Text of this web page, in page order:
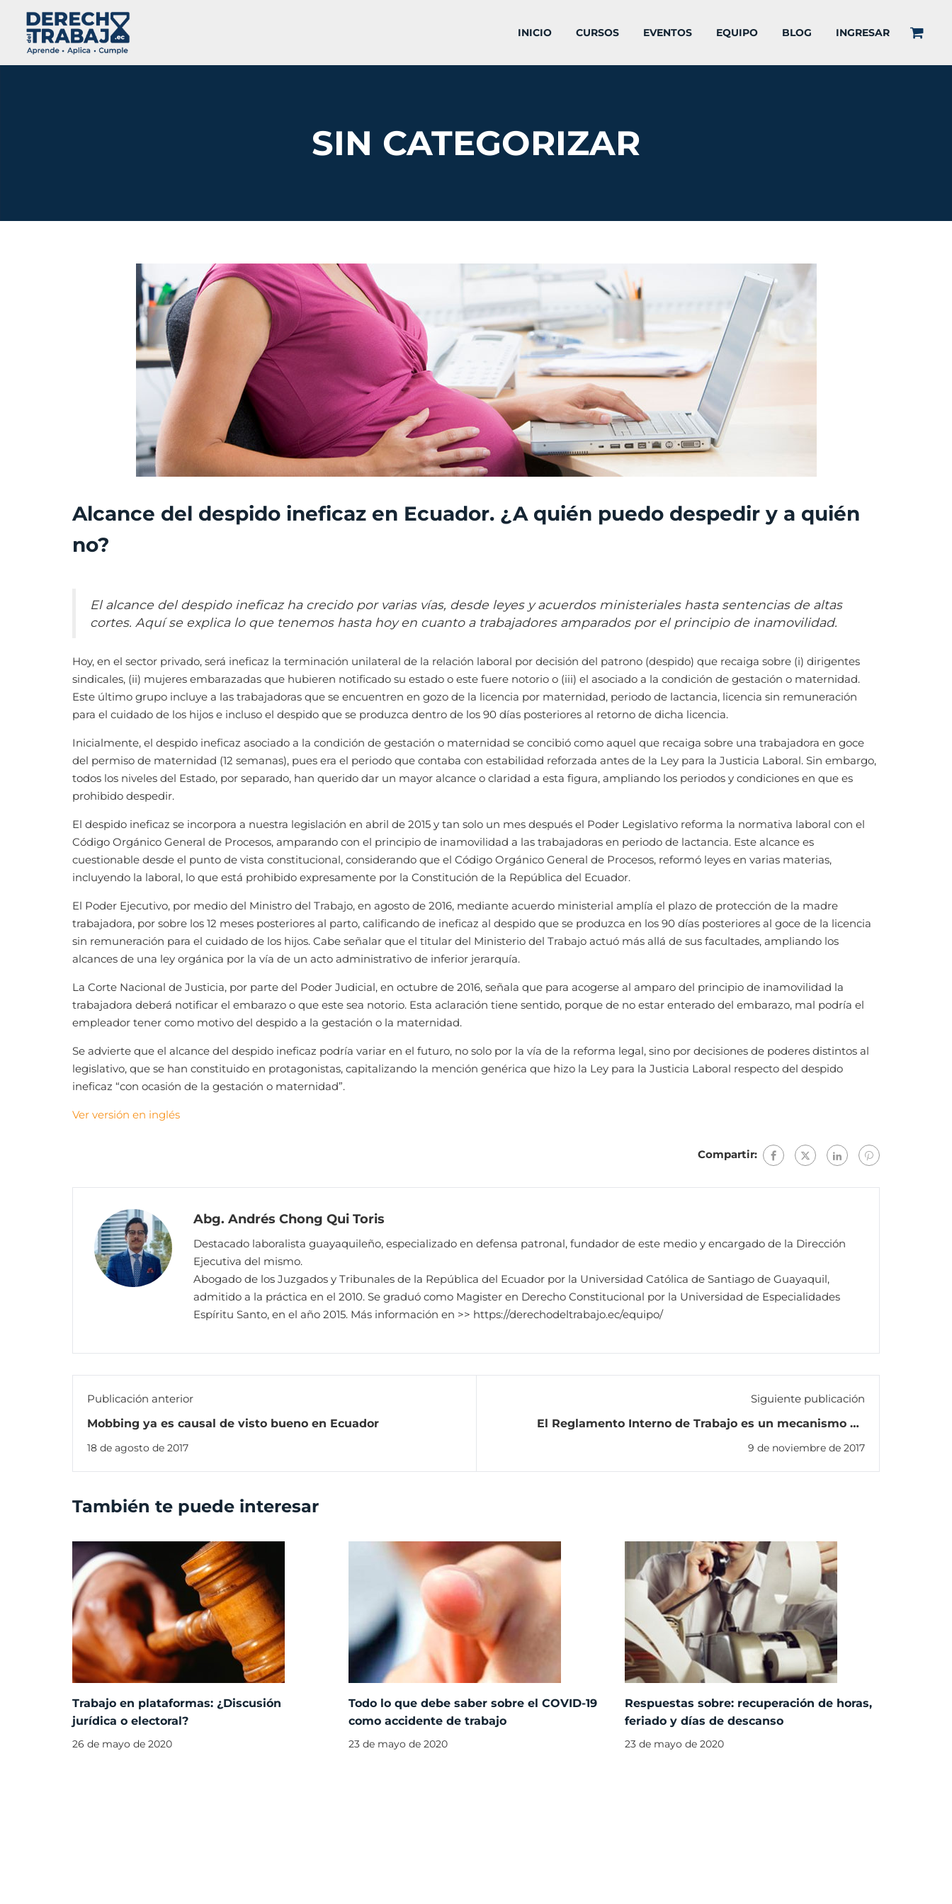
INICIO CURSOS EVENTOS EQUIPO BLOG INGRESAR
SIN CATEGORIZAR
Alcance del despido ineficaz en Ecuador. ¿A quién puedo despedir y a quién
no?
El alcance del despido ineficaz ha crecido por varias vías, desde leyes y acuerdos ministeriales hasta sentencias de altas
cortes. Aquí se explica lo que tenemos hasta hoy en cuanto a trabajadores amparados por el principio de inamovilidad.
Hoy, en el sector privado, será ineficaz la terminación unilateral de la relación laboral por decisión del patrono (despido) que recaiga sobre (i) dirigentes
sindicales, (ii) mujeres embarazadas que hubieren notificado su estado o este fuere notorio o (iii) el asociado a la condición de gestación o maternidad.
Este último grupo incluye a las trabajadoras que se encuentren en gozo de la licencia por maternidad, periodo de lactancia, licencia sin remuneración
para el cuidado de los hijos e incluso el despido que se produzca dentro de los 90 días posteriores al retorno de dicha licencia.
Inicialmente, el despido ineficaz asociado a la condición de gestación o maternidad se concibió como aquel que recaiga sobre una trabajadora en goce
del permiso de maternidad (12 semanas), pues era el periodo que contaba con estabilidad reforzada antes de la Ley para la Justicia Laboral. Sin embargo,
todos los niveles del Estado, por separado, han querido dar un mayor alcance o claridad a esta figura, ampliando los periodos y condiciones en que es
prohibido despedir.
El despido ineficaz se incorpora a nuestra legislación en abril de 2015 y tan solo un mes después el Poder Legislativo reforma la normativa laboral con el
Código Orgánico General de Procesos, amparando con el principio de inamovilidad a las trabajadoras en periodo de lactancia. Este alcance es
cuestionable desde el punto de vista constitucional, considerando que el Código Orgánico General de Procesos, reformó leyes en varias materias,
incluyendo la laboral, lo que está prohibido expresamente por la Constitución de la República del Ecuador.
El Poder Ejecutivo, por medio del Ministro del Trabajo, en agosto de 2016, mediante acuerdo ministerial amplía el plazo de protección de la madre
trabajadora, por sobre los 12 meses posteriores al parto, calificando de ineficaz al despido que se produzca en los 90 días posteriores al goce de la licencia
sin remuneración para el cuidado de los hijos. Cabe señalar que el titular del Ministerio del Trabajo actuó más allá de sus facultades, ampliando los
alcances de una ley orgánica por la vía de un acto administrativo de inferior jerarquía.
La Corte Nacional de Justicia, por parte del Poder Judicial, en octubre de 2016, señala que para acogerse al amparo del principio de inamovilidad la
trabajadora deberá notificar el embarazo o que este sea notorio. Esta aclaración tiene sentido, porque de no estar enterado del embarazo, mal podría el
empleador tener como motivo del despido a la gestación o la maternidad.
Se advierte que el alcance del despido ineficaz podría variar en el futuro, no solo por la vía de la reforma legal, sino por decisiones de poderes distintos al
legislativo, que se han constituido en protagonistas, capitalizando la mención genérica que hizo la Ley para la Justicia Laboral respecto del despido
ineficaz “con ocasión de la gestación o maternidad”.
Ver versión en inglés
Compartir:
Abg. Andrés Chong Qui Toris
Destacado laboralista guayaquileño, especializado en defensa patronal, fundador de este medio y encargado de la Dirección
Ejecutiva del mismo.
Abogado de los Juzgados y Tribunales de la República del Ecuador por la Universidad Católica de Santiago de Guayaquil,
admitido a la práctica en el 2010. Se graduó como Magister en Derecho Constitucional por la Universidad de Especialidades
Espíritu Santo, en el año 2015. Más información en >> https://derechodeltrabajo.ec/equipo/
Publicación anterior
Mobbing ya es causal de visto bueno en Ecuador
18 de agosto de 2017
Siguiente publicación
El Reglamento Interno de Trabajo es un mecanismo de
metarregulación y no un formato
9 de noviembre de 2017
También te puede interesar
Trabajo en plataformas: ¿Discusión
jurídica o electoral?
26 de mayo de 2020
Todo lo que debe saber sobre el COVID-19
como accidente de trabajo
23 de mayo de 2020
Respuestas sobre: recuperación de horas,
feriado y días de descanso
23 de mayo de 2020